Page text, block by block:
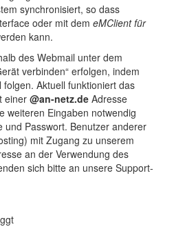
synchronisiert, so dass
oder mit dem eMClient für
kann.
des Webmail unter dem
verbinden“ erfolgen, indem
Aktuell funktioniert das
einer @an-netz.de Adresse
weiteren Eingaben notwendig
und Passwort. Benutzer anderer
mit Zugang zu unserem
an der Verwendung des
sich bitte an unsere Support-